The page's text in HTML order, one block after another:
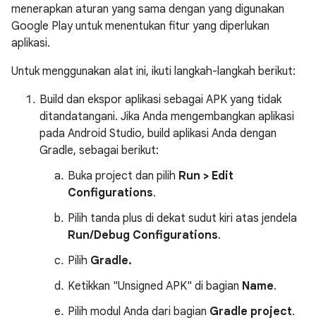
menerapkan aturan yang sama dengan yang digunakan
Google Play untuk menentukan fitur yang diperlukan
aplikasi.
Untuk menggunakan alat ini, ikuti langkah-langkah berikut:
Build dan ekspor aplikasi sebagai APK yang tidak
ditandatangani. Jika Anda mengembangkan aplikasi
pada Android Studio, build aplikasi Anda dengan
Gradle, sebagai berikut:
Buka project dan pilih Run > Edit
Configurations.
Pilih tanda plus di dekat sudut kiri atas jendela
Run/Debug Configurations.
Pilih Gradle.
Ketikkan "Unsigned APK" di bagian Name.
Pilih modul Anda dari bagian Gradle project.